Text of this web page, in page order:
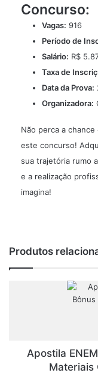
Concurso:
Vagas: 916
Período de
Salário: R$
Taxa de
Data da Prova:
Organizadora:
Não perca a
este concurso!
sua trajetória rumo
e a realização
imagina!
Produtos
Apostila
Materiais